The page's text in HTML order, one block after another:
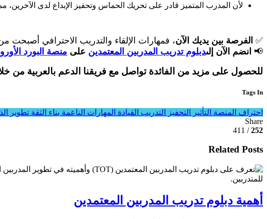
لأن المدرب المتميز قادر على تحريك الحماس وتحفيز الإبداع لدى الآخرين،
✅ الفرصة بين يديك الآن، فمهارات الإلقاء والتدريب الاحترافي أصبحت
📢 انضم الآن إلىدبلوم تدريب المدربين المعتمدين على منصة البورد
للحصول على مزيد من الفائدة تواصل مع فريقنا الدعم بالعربية من
Tags In
احتراف المنصة التأثير التحفيز التدريب القيادة المهارات الناعمة بناء الثقة تطوير
Share
252
/ 411
Related Posts
أهمية دبلوم تدريب المدربين المعتمدين